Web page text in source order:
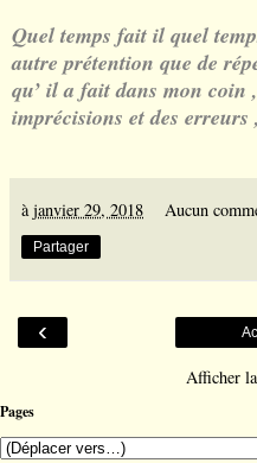
Quel temps fait il quel
autre prétention que de
qu’ il a fait dans mon coin
imprécisions et des
à janvier 29, 2018 Aucun
Partager
‹
Afficher
Pages